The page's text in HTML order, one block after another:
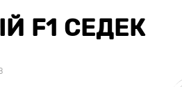
F1 СЕДЕК